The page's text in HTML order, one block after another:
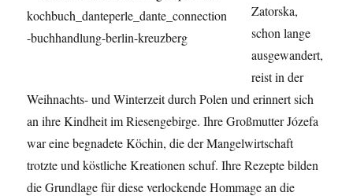
Zatorska,
schon lange
ausgewandert,
reist in der
Weihnachts- und Winterzeit durch Polen und erinnert sich
an ihre Kindheit im Riesengebirge. Ihre Großmutter Józefa
war eine begnadete Köchin, die der Mangelwirtschaft
trotzte und köstliche Kreationen schuf. Ihre Rezepte bilden
die Grundlage für diese verlockende Hommage an die